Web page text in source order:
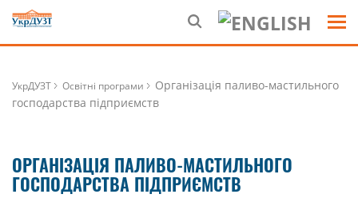
УкрДУЗТ Освітні програми
Організація паливо-мастильного
господарства підприємств
ОРГАНІЗАЦІЯ ПАЛИВО-МАСТИЛЬНОГО
ГОСПОДАРСТВА ПІДПРИЄМСТВ